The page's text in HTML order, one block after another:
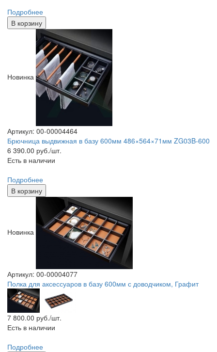
Подробнее
В корзину
Новинка
Артикул: 00-00004464
Брючница выдвижная в базу 600мм 486×564×71мм ZG03B-600
6 390.00 руб./шт.
Есть в наличии
Подробнее
В корзину
Новинка
Артикул: 00-00004077
Полка для аксессуаров в базу 600мм с доводчиком, Графит
7 800.00 руб./шт.
Есть в наличии
Подробнее